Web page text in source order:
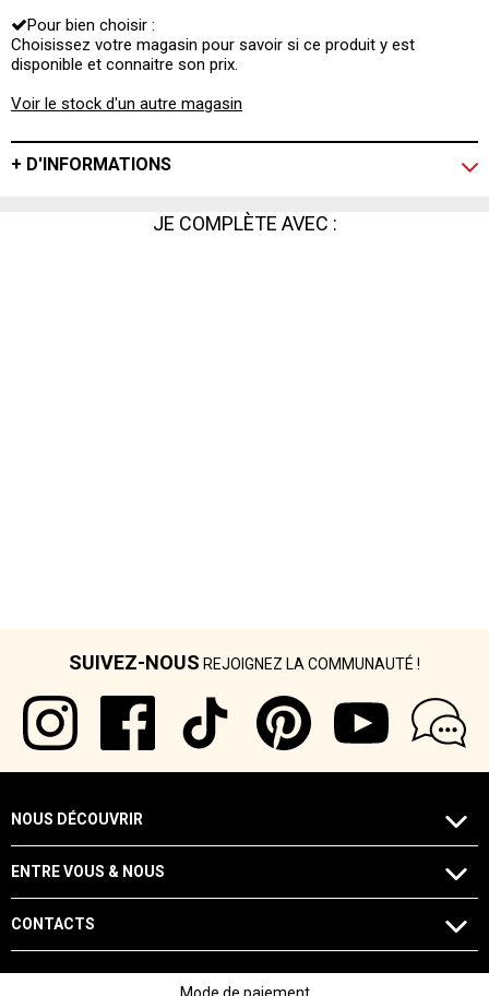
Pour bien choisir :
Choisissez votre magasin pour savoir si ce produit y est
disponible et connaitre son prix.
Voir le stock d'un autre magasin
+ D'INFORMATIONS
JE COMPLÈTE AVEC :
SUIVEZ-NOUS REJOIGNEZ LA COMMUNAUTÉ !
NOUS DÉCOUVRIR
ENTRE VOUS & NOUS
CONTACTS